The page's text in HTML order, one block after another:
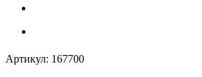
Артикул: 167700